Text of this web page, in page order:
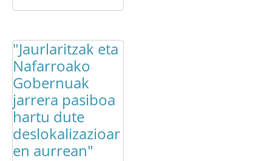
"Jaurlaritzak eta
Nafarroako
Gobernuak
jarrera pasiboa
hartu dute
deslokalizazioar
en aurrean"